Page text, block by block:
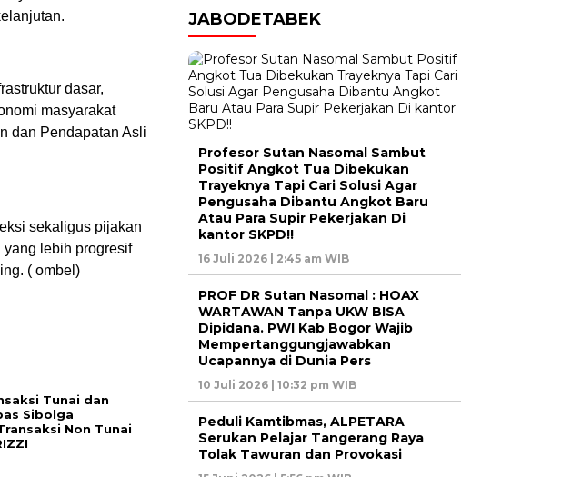
dasar,
masyarakat
dan Pendapatan Asli
sekaligus pijakan
yang lebih progresif
( ombel)
Tunai dan
Sibolga
Non Tunai
JABODETABEK
Profesor Sutan Nasomal Sambut
Positif Angkot Tua Dibekukan
Trayeknya Tapi Cari Solusi Agar
Pengusaha Dibantu Angkot Baru
Atau Para Supir Pekerjakan Di
kantor SKPD!!
16 Juli 2026 | 2:45 am WIB
PROF DR Sutan Nasomal : HOAX
WARTAWAN Tanpa UKW BISA
Dipidana. PWI Kab Bogor Wajib
Mempertanggungjawabkan
Ucapannya di Dunia Pers
10 Juli 2026 | 10:32 pm WIB
Peduli Kamtibmas, ALPETARA
Serukan Pelajar Tangerang Raya
Tolak Tawuran dan Provokasi